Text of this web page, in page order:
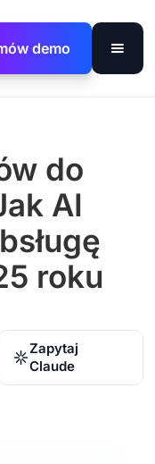
demo
do
AI
roku
Zapytaj
Claude